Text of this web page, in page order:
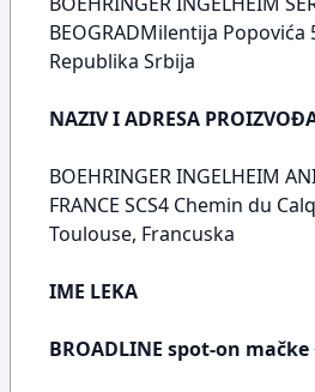
BEOGRADMilentija Popovića
Republika Srbija
NAZIV I ADRESA
BOEHRINGER INGELHEIM
FRANCE SCS4 Chemin du
Toulouse, Francuska
IME LEKA
BROADLINE spot-on mačke